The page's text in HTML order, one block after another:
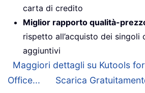
carta di credito
Miglior rapporto qualità-
rispetto all’acquisto dei singoli
aggiuntivi
Maggiori dettagli su Kutools for
Office...
Scarica